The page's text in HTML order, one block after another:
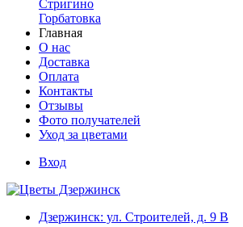
Стригино
Горбатовка
Главная
О нас
Доставка
Оплата
Контакты
Отзывы
Фото получателей
Уход за цветами
Вход
Дзержинск: ул. Строителей, д. 9 В